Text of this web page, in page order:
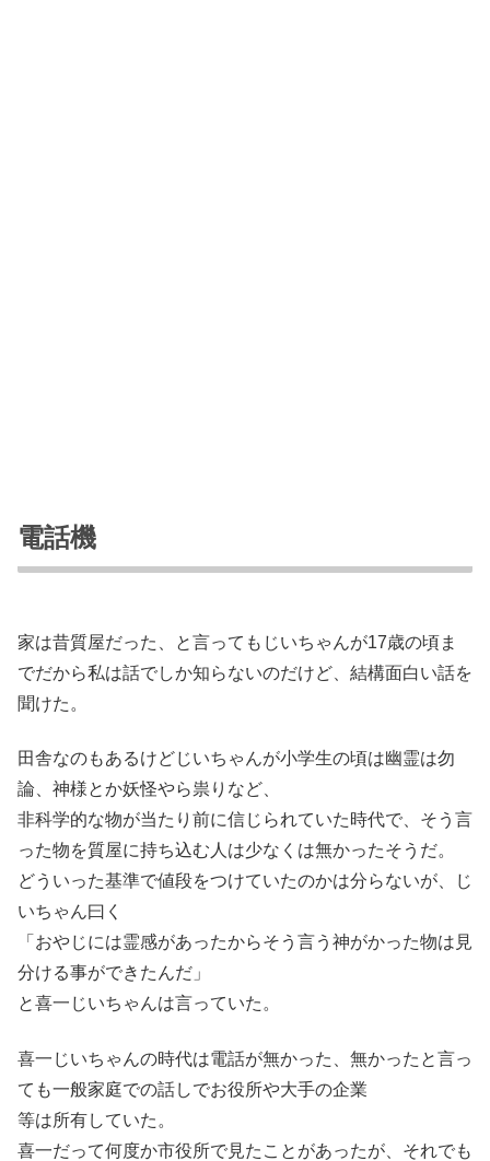
電話機
家は昔質屋だった、と言ってもじいちゃんが17歳の頃ま
でだから私は話でしか知らないのだけど、結構面白い話を
聞けた。
田舎なのもあるけどじいちゃんが小学生の頃は幽霊は勿
論、神様とか妖怪やら祟りなど、
非科学的な物が当たり前に信じられていた時代で、そう言
った物を質屋に持ち込む人は少なくは無かったそうだ。
どういった基準で値段をつけていたのかは分らないが、じ
いちゃん曰く
「おやじには霊感があったからそう言う神がかった物は見
分ける事ができたんだ」
と喜一じいちゃんは言っていた。
喜一じいちゃんの時代は電話が無かった、無かったと言っ
ても一般家庭での話しでお役所や大手の企業
等は所有していた。
喜一だって何度か市役所で見たことがあったが、それでも